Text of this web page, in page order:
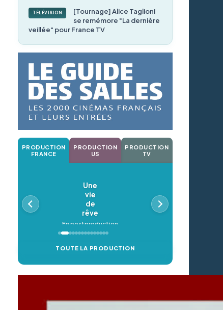
TÉLÉVISION
[Tournage] Alice Taglioni
se remémore "La dernière
veillée" pour France TV
PRODUCTION
FRANCE
PRODUCTION
US
PRODUCTION
TV
Une
vie
de
rêve
En postproduction
TOUTE LA PRODUCTION